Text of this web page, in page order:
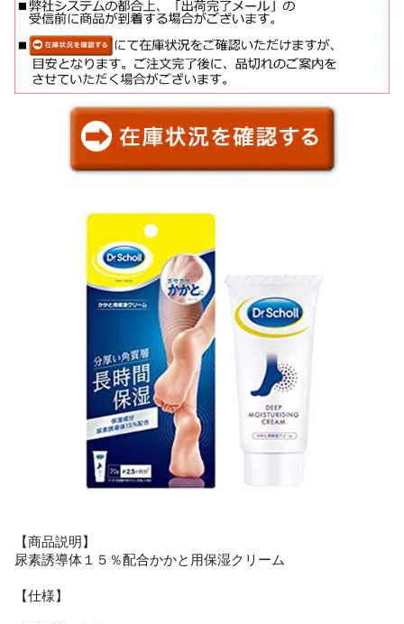
【商品説明】
尿素誘導体１５％配合かかと用保湿クリーム
【仕様】